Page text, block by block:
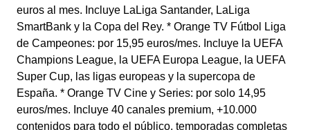
euros al mes. Incluye LaLiga Santander, LaLiga
SmartBank y la Copa del Rey. * Orange TV Fútbol Liga
de Campeones: por 15,95 euros/mes. Incluye la UEFA
Champions League, la UEFA Europa League, la UEFA
Super Cup, las ligas europeas y la supercopa de
España. * Orange TV Cine y Series: por solo 14,95
euros/mes. Incluye 40 canales premium, +10.000
contenidos para todo el público, temporadas completas